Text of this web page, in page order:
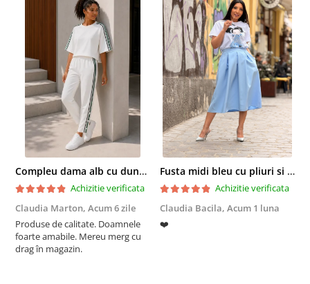
Compleu dama alb cu dungi laterale in nuante de verde si negru
Achizitie verificata
Claudia Marton, Acum 6 zile
Produse de calitate. Doamnele
foarte amabile. Mereu merg cu
drag în magazin.
Fusta midi bleu cu pliuri si buzunare
Achizitie verificata
Claudia Bacila, Acum 1 luna
❤️